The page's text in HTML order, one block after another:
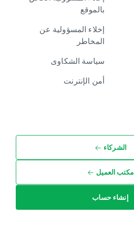
بالموقع
إخلاء المسؤولية عن
المخاطر
سياسة الشكاوى
أمن الإنترنت
الشركاء
مكتب العميل
إنشاء حساب